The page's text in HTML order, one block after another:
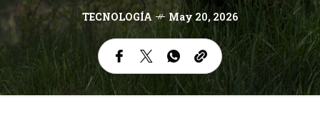
TECNOLOGÍA May 20, 2026